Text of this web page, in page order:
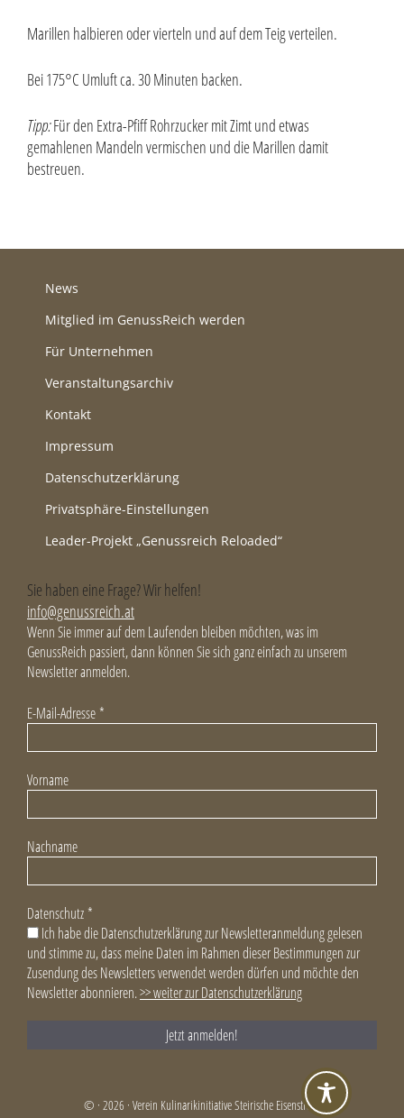
Marillen halbieren oder vierteln und auf dem Teig verteilen.
Bei 175°C Umluft ca. 30 Minuten backen.
Tipp:Für den Extra-Pfiff Rohrzucker mit Zimt und etwas
gemahlenen Mandeln vermischen und die Marillen damit
bestreuen.
News
Mitglied im GenussReich werden
Für Unternehmen
Veranstaltungsarchiv
Kontakt
Impressum
Datenschutzerklärung
Privatsphäre-Einstellungen
Leader-Projekt „Genussreich Reloaded“
Sie haben eine Frage? Wir helfen!
info@genussreich.at
Wenn Sie immer auf dem Laufenden bleiben möchten, was im
GenussReich passiert, dann können Sie sich ganz einfach zu unserem
Newsletter anmelden.
E-Mail-Adresse *
Vorname
Nachname
Datenschutz *
Ich habe die Datenschutzerklärung zur Newsletteranmeldung gelesen
und stimme zu, dass meine Daten im Rahmen dieser Bestimmungen zur
Zusendung des Newsletters verwendet werden dürfen und möchte den
Newsletter abonnieren.>> weiter zur Datenschutzerklärung
© · 2026 · Verein Kulinarikinitiative Steirische Eisenstraße